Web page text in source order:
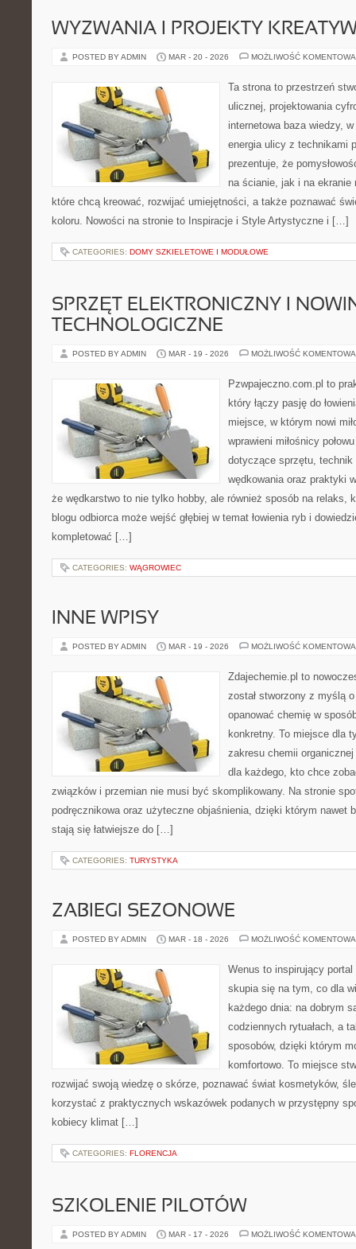
WYZWANIA I PROJEKTY
POSTED BY ADMIN MAR - 20 - 2026 MOŻLIWOŚĆ
Ta strona to przestrzeń
ulicznej, projektowania
internetowa baza wiedzy,
energia ulicy z technikami
prezentuje, że
na ścianie, jak i na ekranie
które chcą kreować, rozwijać umiejętności, a także poznawać
koloru. Nowości na stronie to Inspiracje i Style Artystyczne i […]
CATEGORIES: DOMY SZKIELETOWE I MODUŁOWE
SPRZĘT ELEKTRONICZNY I
TECHNOLOGICZNE
POSTED BY ADMIN MAR - 19 - 2026 MOŻLIWOŚĆ
Pzwpajeczno.com.pl to
który łączy pasję do
miejsce, w którym nowi
wprawieni miłośnicy
dotyczące sprzętu, technik
wędkowania oraz praktyki
że wędkarstwo to nie tylko hobby, ale również sposób na relaks,
blogu odbiorca może wejść głębiej w temat łowienia ryb i
kompletować […]
CATEGORIES: WĄGROWIEC
INNE WPISY
POSTED BY ADMIN MAR - 19 - 2026 MOŻLIWOŚĆ
Zdajechemie.pl to
został stworzony z myślą
opanować chemię w
konkretny. To miejsce dla
zakresu chemii
dla każdego, kto chce
związków i przemian nie musi być skomplikowany. Na stronie
podręcznikowa oraz użyteczne objaśnienia, dzięki którym nawet
stają się łatwiejsze do […]
CATEGORIES: TURYSTYKA
ZABIEGI SEZONOWE
POSTED BY ADMIN MAR - 18 - 2026 MOŻLIWOŚĆ
Wenus to inspirujący
skupia się na tym, co dla
każdego dnia: na dobrym
codziennych rytuałach, a
sposobów, dzięki którym
komfortowo. To miejsce
rozwijać swoją wiedzę o skórze, poznawać świat kosmetyków,
korzystać z praktycznych wskazówek podanych w przystępny
kobiecy klimat […]
CATEGORIES: FLORENCJA
SZKOLENIE PILOTÓW
POSTED BY ADMIN MAR - 17 - 2026 MOŻLIWOŚĆ